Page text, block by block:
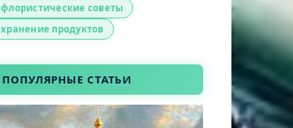
флористические советы
хранение продуктов
ПОПУЛЯРНЫЕ СТАТЬИ